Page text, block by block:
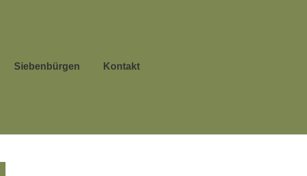
Siebenbürgen Kontakt